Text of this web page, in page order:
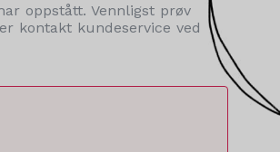
oppstått. Vennligst prøv
kontakt kundeservice ved